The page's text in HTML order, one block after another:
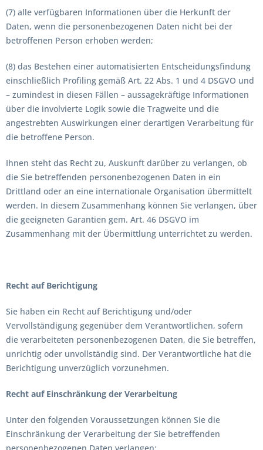
(7) alle verfügbaren Informationen über die Herkunft der
Daten, wenn die personenbezogenen Daten nicht bei der
betroffenen Person erhoben werden;
(8) das Bestehen einer automatisierten Entscheidungsfindung
einschließlich Profiling gemäß Art. 22 Abs. 1 und 4 DSGVO und
– zumindest in diesen Fällen – aussagekräftige Informationen
über die involvierte Logik sowie die Tragweite und die
angestrebten Auswirkungen einer derartigen Verarbeitung für
die betroffene Person.
Ihnen steht das Recht zu, Auskunft darüber zu verlangen, ob
die Sie betreffenden personenbezogenen Daten in ein
Drittland oder an eine internationale Organisation übermittelt
werden. In diesem Zusammenhang können Sie verlangen, über
die geeigneten Garantien gem. Art. 46 DSGVO im
Zusammenhang mit der Übermittlung unterrichtet zu werden.
Recht auf Berichtigung
Sie haben ein Recht auf Berichtigung und/oder
Vervollständigung gegenüber dem Verantwortlichen, sofern
die verarbeiteten personenbezogenen Daten, die Sie betreffen,
unrichtig oder unvollständig sind. Der Verantwortliche hat die
Berichtigung unverzüglich vorzunehmen.
Recht auf Einschränkung der Verarbeitung
Unter den folgenden Voraussetzungen können Sie die
Einschränkung der Verarbeitung der Sie betreffenden